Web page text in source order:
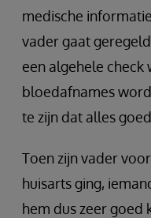
medische
vader gaat
een algehele
bloedafnames
te zijn dat alles
Toen zijn vader
huisarts ging,
hem dus zeer goed